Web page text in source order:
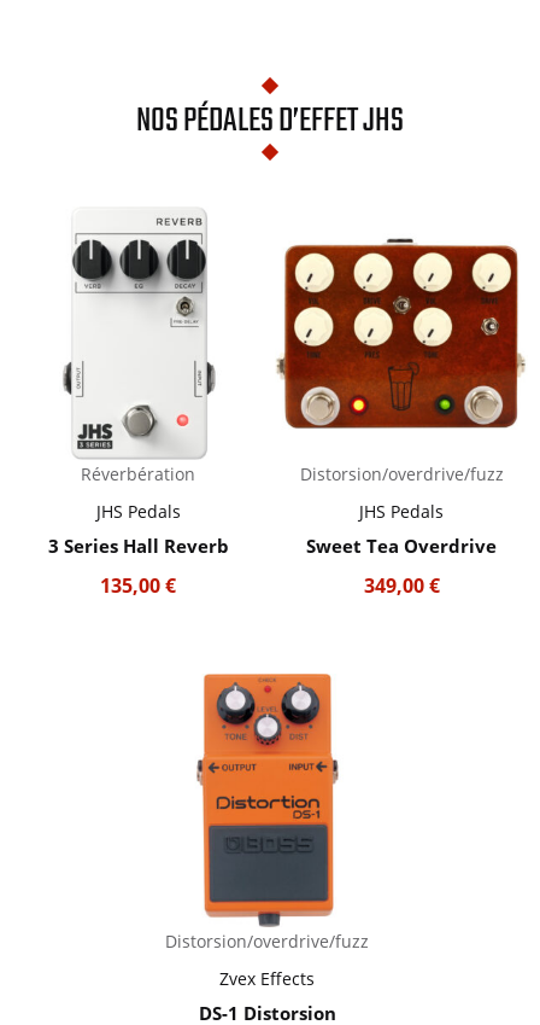
NOS PÉDALES D’EFFET JHS
Réverbération
JHS Pedals
3 Series Hall Reverb
135,00€
Distorsion/overdrive/fuzz
JHS Pedals
Sweet Tea Overdrive
349,00€
Distorsion/overdrive/fuzz
Zvex Effects
DS-1 Distorsion